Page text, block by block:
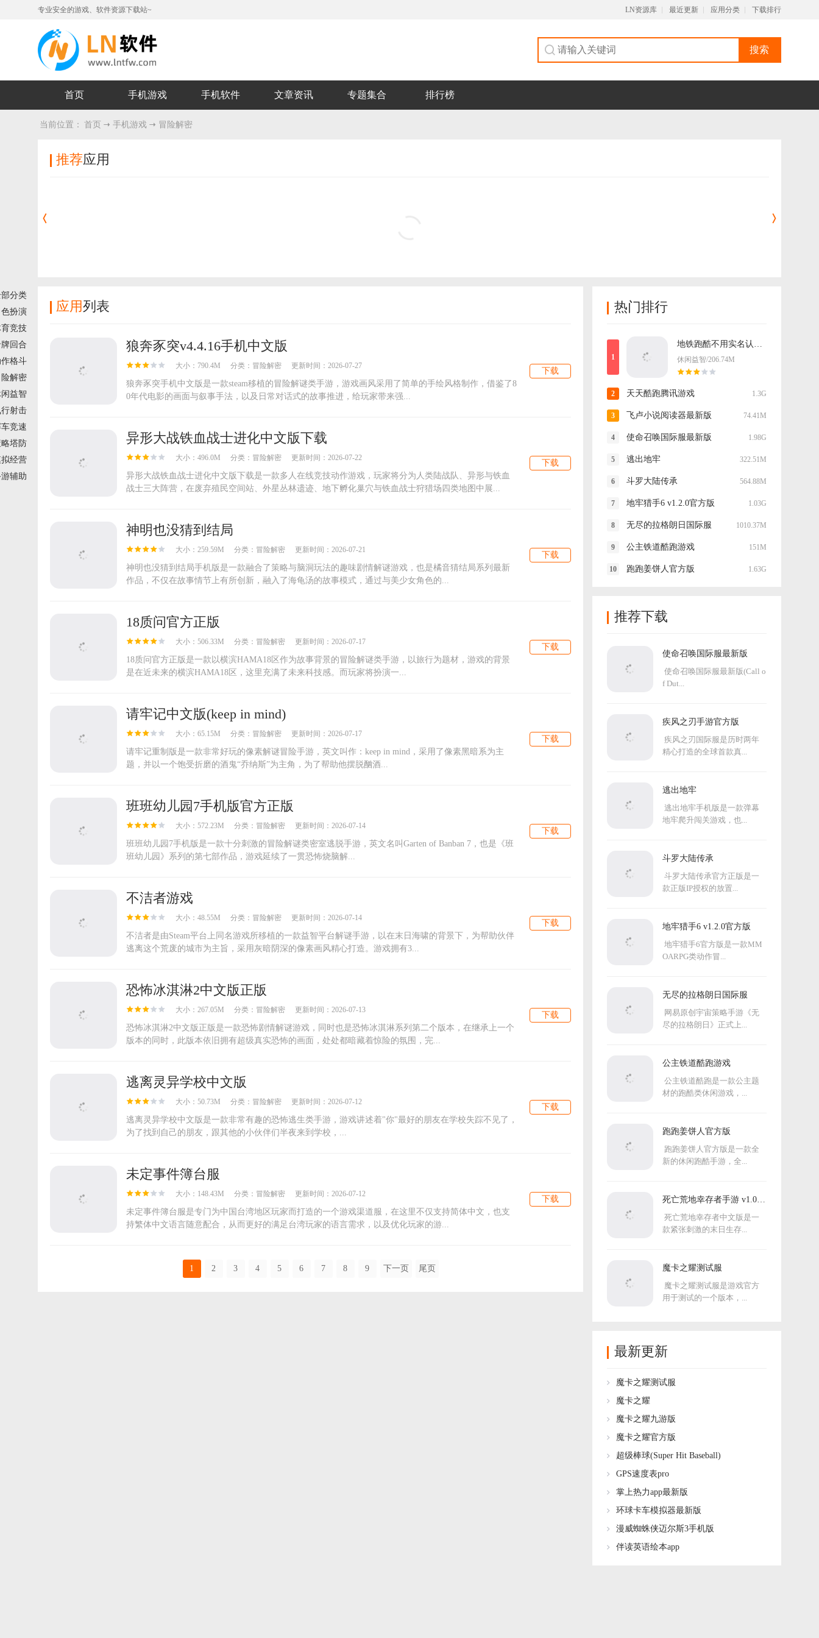
专业安全的游戏、软件资源下载站~ LN资源库 最近更新 应用分类 下载排行
搜索
首页 手机游戏 手机软件 文章资讯 专题集合 排行榜
当前位置： 首页 手机游戏 冒险解密
推荐应用
分类
扮演
竞技
回合
格斗
解密
益智
射击
竞速
塔防
经营
辅助
应用列表
狼奔豕突v4.4.16手机中文版
大小：790.4M 分类： 冒险解密 更新时间： 2026-07-27
下载
狼奔豕突手机中文版是一款steam移植的冒险解谜类手游，游戏画风采用了简单的手绘风格制作，借鉴了8
0年代电影的画面与叙事手法，以及日常对话式的故事推进，给玩家带来强...
异形大战铁血战士进化中文版下载
大小：496.0M 分类： 冒险解密 更新时间： 2026-07-22
下载
异形大战铁血战士进化中文版下载是一款多人在线竞技动作游戏，玩家将分为人类陆战队、异形与铁血
战士三大阵营，在废弃殖民空间站、外星丛林遗迹、地下孵化巢穴与铁血战士狩猎场四类地图中展...
神明也没猜到结局
大小：259.59M 分类： 冒险解密 更新时间： 2026-07-21
下载
神明也没猜到结局手机版是一款融合了策略与脑洞玩法的趣味剧情解谜游戏，也是橘音猜结局系列最新
作品，不仅在故事情节上有所创新，融入了海龟汤的故事模式，通过与美少女角色的...
18质问官方正版
大小：506.33M 分类： 冒险解密 更新时间： 2026-07-17
下载
18质问官方正版是一款以横滨HAMA18区作为故事背景的冒险解谜类手游，以旅行为题材，游戏的背景
是在近未来的横滨HAMA18区，这里充满了未来科技感。而玩家将扮演一...
请牢记中文版(keep in mind)
大小：65.15M 分类： 冒险解密 更新时间： 2026-07-17
下载
请牢记重制版是一款非常好玩的像素解谜冒险手游，英文叫作：keep in mind，采用了像素黑暗系为主
题，并以一个饱受折磨的酒鬼“乔纳斯”为主角，为了帮助他摆脱酗酒...
班班幼儿园7手机版官方正版
大小：572.23M 分类： 冒险解密 更新时间： 2026-07-14
下载
班班幼儿园7手机版是一款十分刺激的冒险解谜类密室逃脱手游，英文名叫Garten of Banban 7，也是《班
班幼儿园》系列的第七部作品，游戏延续了一贯恐怖烧脑解...
不洁者游戏
大小：48.55M 分类： 冒险解密 更新时间： 2026-07-14
下载
不洁者是由Steam平台上同名游戏所移植的一款益智平台解谜手游，以在末日海啸的背景下，为帮助伙伴
逃离这个荒废的城市为主旨，采用灰暗阴深的像素画风精心打造。游戏拥有3...
恐怖冰淇淋2中文版正版
大小：267.05M 分类： 冒险解密 更新时间： 2026-07-13
下载
恐怖冰淇淋2中文版正版是一款恐怖剧情解谜游戏，同时也是恐怖冰淇淋系列第二个版本，在继承上一个
版本的同时，此版本依旧拥有超级真实恐怖的画面，处处都暗藏着惊险的氛围，完...
逃离灵异学校中文版
大小：50.73M 分类： 冒险解密 更新时间： 2026-07-12
下载
逃离灵异学校中文版是一款非常有趣的恐怖逃生类手游，游戏讲述着"你"最好的朋友在学校失踪不见了，
为了找到自己的朋友，跟其他的小伙伴们半夜来到学校，...
未定事件簿台服
大小：148.43M 分类： 冒险解密 更新时间： 2026-07-12
下载
未定事件簿台服是专门为中国台湾地区玩家而打造的一个游戏渠道服，在这里不仅支持简体中文，也支
持繁体中文语言随意配合，从而更好的满足台湾玩家的语言需求，以及优化玩家的游...
1 2 3 4 5 6 7 8 9 下一页 尾页
热门排行
休闲益智/206.74M
天天酷跑腾讯游戏 1.3G
飞卢小说阅读器最新版 74.41M
使命召唤国际服最新版 1.98G
逃出地牢 322.51M
斗罗大陆传承 564.88M
地牢猎手6 v1.2.0官方版 1.03G
无尽的拉格朗日国际服 1010.37M
公主铁道酷跑游戏 151M
跑跑姜饼人官方版 1.63G
推荐下载
使命召唤国际服最新版
使命召唤国际服最新版(Call o
f Dut...
疾风之刃手游官方版
疾风之刃国际服是历时两年
精心打造的全球首款真...
逃出地牢
逃出地牢手机版是一款弹幕
地牢爬升闯关游戏，也...
斗罗大陆传承
斗罗大陆传承官方正版是一
款正版IP授权的放置...
地牢猎手6 v1.2.0官方版
地牢猎手6官方版是一款MM
OARPG类动作冒...
无尽的拉格朗日国际服
网易原创宇宙策略手游《无
尽的拉格朗日》正式上...
公主铁道酷跑游戏
公主铁道酷跑是一款公主题
材的跑酷类休闲游戏，...
跑跑姜饼人官方版
跑跑姜饼人官方版是一款全
新的休闲跑酷手游，全...
死亡荒地幸存者手游 v1.0.7.
死亡荒地幸存者中文版是一
款紧张刺激的末日生存...
魔卡之耀测试服
魔卡之耀测试服是游戏官方
用于测试的一个版本，...
最新更新
魔卡之耀测试服
魔卡之耀
魔卡之耀九游版
魔卡之耀官方版
超级棒球(Super Hit Baseball)
GPS速度表pro
掌上热力app最新版
环球卡车模拟器最新版
漫威蜘蛛侠迈尔斯3手机版
伴读英语绘本app